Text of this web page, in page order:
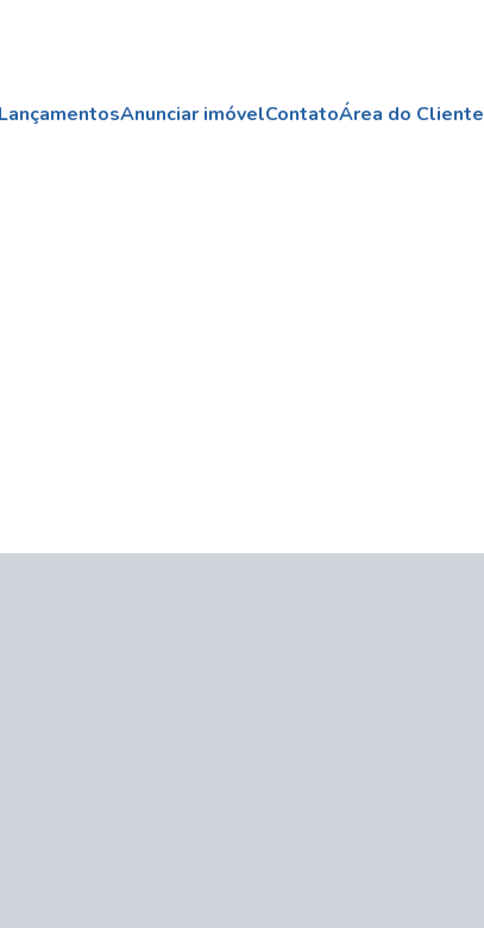
LançamentosAnunciar imóvelContatoÁrea do Cliente